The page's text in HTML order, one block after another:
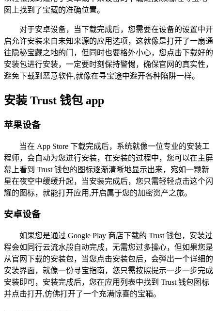
图上找到了宝藏的准确位置。
对于安卓设备，当下载完成后，您需要在设备的设置中开
启允许安装来自未知来源的应用选项，这就像是打开了一扇通
往隐秘宝藏之地的门，但同时也要格外小心，您点击下载好的
安装包进行安装，一定要时刻保持警惕，确保官网的真实性，
避免下载到恶意软件,就像在寻宝途中避开各种陷阱一样。
安装 Trust 钱包 app
苹果设备
当在 App Store 下载完成后，系统就像一位专业的安装工
程师，会自动为您进行安装，在安装的过程中，您可以在主屏
幕上看到 Trust 钱包的图标逐渐清晰地显示出来，宛如一颗新
星在夜空中缓缓升起，当安装完成后，您只需轻轻点击这个闪
耀的图标，就能打开应用,开启属于您的加密资产之旅。
安卓设备
如果您是通过 Google Play 商店下载的 Trust 钱包，安装过
程会如同行云流水般自动完成，无需您过多操心，但如果您是
从官网下载的安装包，当您点击安装包后，会弹出一个详细的
安装界面，就像一份寻宝指南，您只需按照提示一步一步完成
安装即可，安装完成后，您在应用列表中找到 Trust 钱包图标
并点击打开,仿佛打开了一个充满惊喜的宝箱。